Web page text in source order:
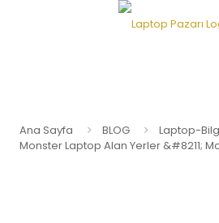
Ana Sayfa BLOG
Laptop-
Monster Laptop Alan Yerler &#8211;